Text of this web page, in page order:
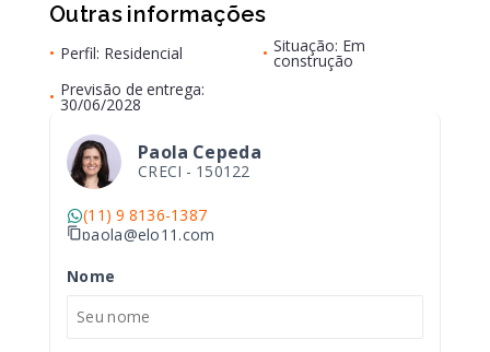
Outras informações
• Perfil: Residencial • Situação: Em
construção
• Previsão de entrega:
30/06/2028
Paola Cepeda
CRECI - 150122
(11) 9 8136-1387
paola@elo11.com
Nome